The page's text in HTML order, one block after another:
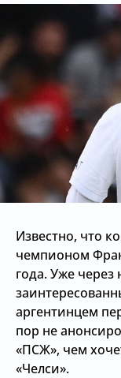
Известно, что
чемпионом
года. Уже через
аргентинцем
пор не
«ПСЖ», чем
«Челси».